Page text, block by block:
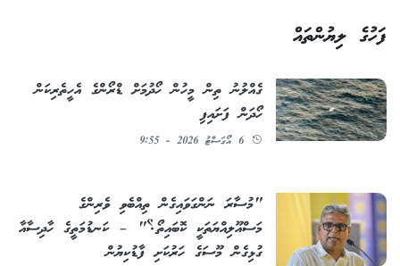
ފަހުގެ ލިޔުންތައް
ގެއްލުނު ތިން މީހުން ހޯދުމަށް ޑްރޯންގެ އެހީތެރިކަން
ހޯދަން ފަށައިފި
6 އޯގަސްޓު 2026 - 9:55
"މުސާރަ ނަންގަވައިގެން ތިއްބެވި ވެރިންގެ
މަސްއޫލިއްޔަތަކީ ކޮބައިތޯ؟" – ކަނޑުމަތީގެ ހާދިސާއާ
ގުޅިގެން މޫސަގެ ހަރުކަށި ފާޑުކިޔުން